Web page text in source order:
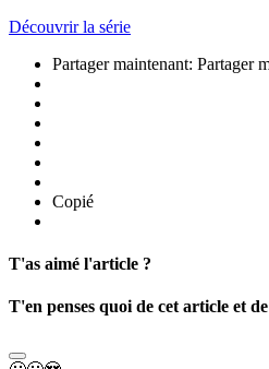
Découvrir la série
Partager maintenant: Partager
Copié
T'as aimé l'article ?
T'en penses quoi de cet article et